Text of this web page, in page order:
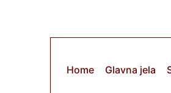
Home Glavna jela